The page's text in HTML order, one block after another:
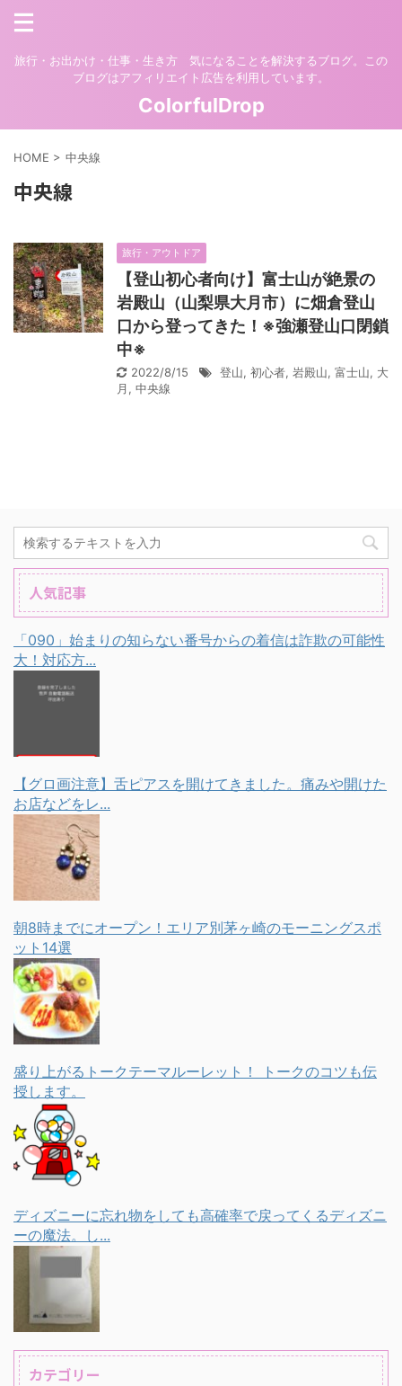
旅行・お出かけ・仕事・生き方 気になることを解決するブログ。この
ブログはアフィリエイト広告を利用しています。
ColorfulDrop
HOME > 中央線
中央線
旅行・アウトドア
【登山初心者向け】富士山が絶景の
岩殿山（山梨県大月市）に畑倉登山
口から登ってきた！※強瀬登山口閉鎖
中※
2022/8/15 登山, 初心者, 岩殿山, 富士山, 大
月 , 中央線
人気記事
「090」始まりの知らない番号からの着信は詐欺の可能性
大！対応方...
【グロ画注意】舌ピアスを開けてきました。痛みや開けた
お店などをレ...
朝8時までにオープン！エリア別茅ヶ崎のモーニングスポ
ット14選
盛り上がるトークテーマルーレット！ トークのコツも伝
授します。
ディズニーに忘れ物をしても高確率で戻ってくるディズニ
ーの魔法。し...
カテゴリー